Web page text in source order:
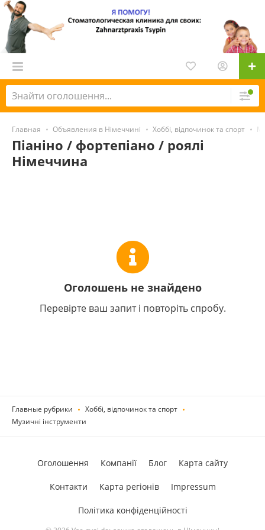
Главная Объявления в Німеччині Хоббі, відпочинок та спорт
Піаніно / фортепіано / роялі
Німеччина
Оголошень не знайдено
Перевірте ваш запит і повторіть спробу.
Главные рубрики
Хоббі, відпочинок та спорт
Музичні інструменти
Оголошення Компанії Блог Карта сайту
Контакти Карта регіонів Impressum
Політика конфіденційності